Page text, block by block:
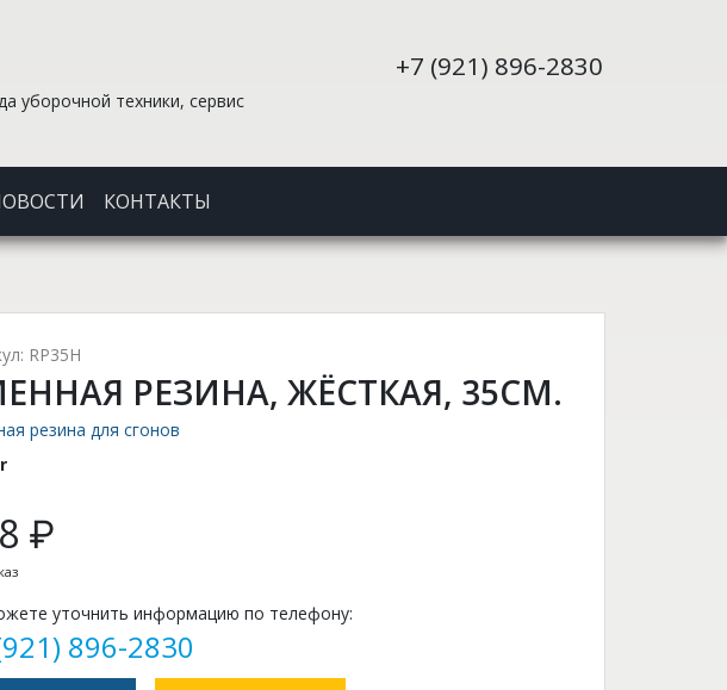
уборочной техники, сервис
+7 (921) 896-2830
КОНТАКТЫ
RP35H
РЕЗИНА, ЖЁСТКАЯ, 35СМ.
резина для сгонов
₽
уточнить информацию по телефону:
896-2830